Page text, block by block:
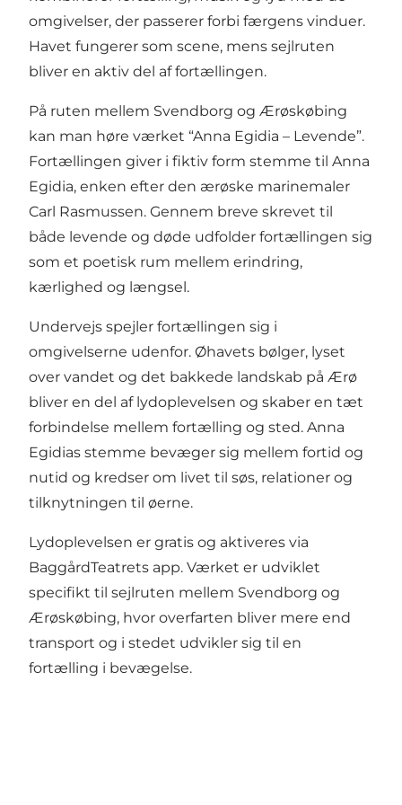
omgivelser, der passerer forbi færgens vinduer.
Havet fungerer som scene, mens sejlruten
bliver en aktiv del af fortællingen.
På ruten mellem Svendborg og Ærøskøbing
kan man høre værket “Anna Egidia – Levende”.
Fortællingen giver i fiktiv form stemme til Anna
Egidia, enken efter den ærøske marinemaler
Carl Rasmussen. Gennem breve skrevet til
både levende og døde udfolder fortællingen sig
som et poetisk rum mellem erindring,
kærlighed og længsel.
Undervejs spejler fortællingen sig i
omgivelserne udenfor. Øhavets bølger, lyset
over vandet og det bakkede landskab på Ærø
bliver en del af lydoplevelsen og skaber en tæt
forbindelse mellem fortælling og sted. Anna
Egidias stemme bevæger sig mellem fortid og
nutid og kredser om livet til søs, relationer og
tilknytningen til øerne.
Lydoplevelsen er gratis og aktiveres via
BaggårdTeatrets app. Værket er udviklet
specifikt til sejlruten mellem Svendborg og
Ærøskøbing, hvor overfarten bliver mere end
transport og i stedet udvikler sig til en
fortælling i bevægelse.